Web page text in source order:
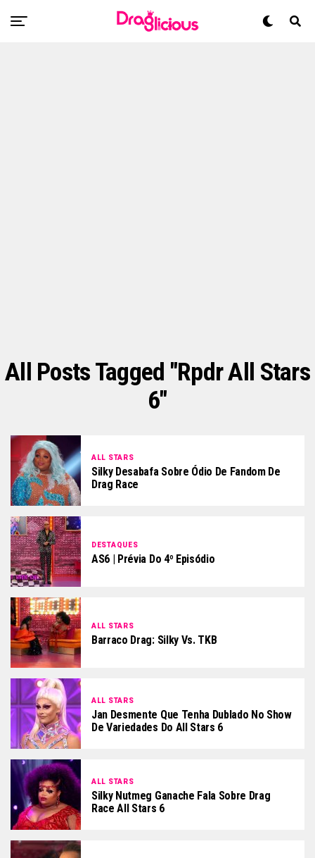
All Posts Tagged "rpdr All Stars
6"
ALL STARS
Silky Desabafa Sobre Ódio De Fandom De
Drag Race
DESTAQUES
AS6 | Prévia Do 4º Episódio
ALL STARS
Barraco Drag: Silky Vs. TKB
ALL STARS
Jan Desmente Que Tenha Dublado No Show
De Variedades Do All Stars 6
ALL STARS
Silky Nutmeg Ganache Fala Sobre Drag
Race All Stars 6